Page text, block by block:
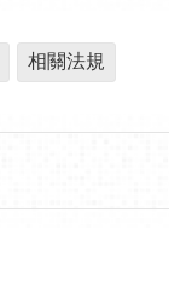
相關法規